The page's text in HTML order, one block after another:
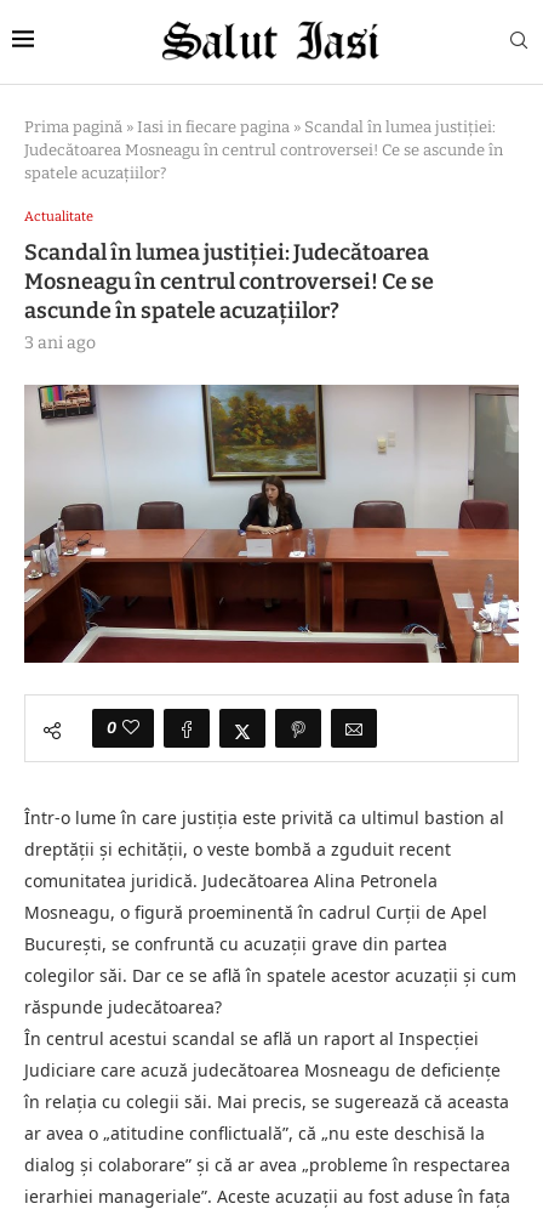
Prima pagină » Iasi in fiecare pagina » Scandal în lumea justiției:
Judecătoarea Mosneagu în centrul controversei! Ce se ascunde în
spatele acuzațiilor?
Actualitate
Scandal în lumea justiției: Judecătoarea
Mosneagu în centrul controversei! Ce se
ascunde în spatele acuzațiilor?
3 ani ago
0
Într-o lume în care justiția este privită ca ultimul bastion al
dreptății și echității, o veste bombă a zguduit recent
comunitatea juridică. Judecătoarea Alina Petronela
Mosneagu, o figură proeminentă în cadrul Curții de Apel
București, se confruntă cu acuzații grave din partea
colegilor săi. Dar ce se află în spatele acestor acuzații și cum
răspunde judecătoarea?
În centrul acestui scandal se află un raport al Inspecției
Judiciare care acuză judecătoarea Mosneagu de deficiențe
în relația cu colegii săi. Mai precis, se sugerează că aceasta
ar avea o „atitudine conflictuală”, că „nu este deschisă la
dialog și colaborare” și că ar avea „probleme în respectarea
ierarhiei manageriale”. Aceste acuzații au fost aduse în fața